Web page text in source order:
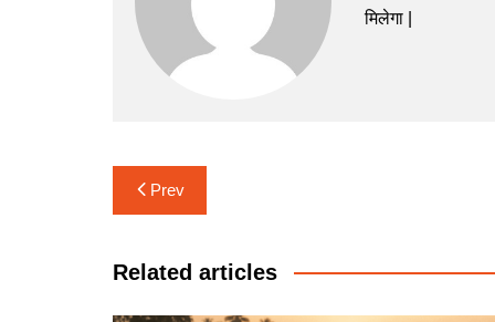
मिलेगा |
Post
navigation
Prev
Related articles